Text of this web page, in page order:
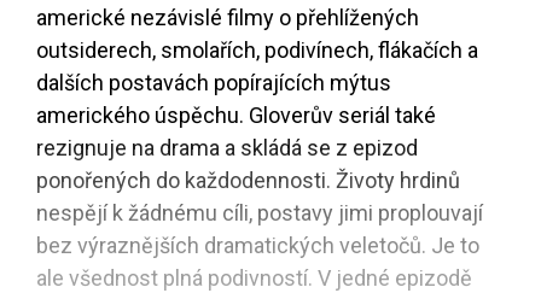
americké nezávislé filmy o přehlížených
outsiderech, smolařích, podivínech, flákačích a
dalších postavách popírajících mýtus
amerického úspěchu. Gloverův seriál také
rezignuje na drama a skládá se z epizod
ponořených do každodennosti. Životy hrdinů
nespějí k žádnému cíli, postavy jimi proplouvají
bez výraznějších dramatických veletočů. Je to
ale všednost plná podivností. V jedné epizodě